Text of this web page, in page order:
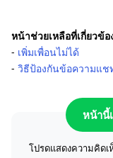
หน้าช่วยเหลือที่เกี่ยวข้อ
- เพิ่มเพื่อนไม่ได้
- วิธีป้องกันข้อความแช
หน้านี้
โปรดแสดงความคิดเ